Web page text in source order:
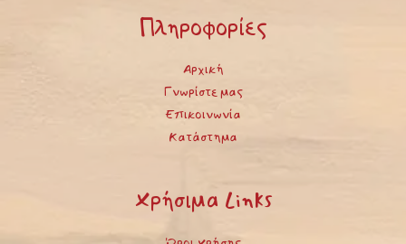
Πληροφορίες
Αρχική
Γνωρίστε μας
Επικοινωνία
Κατάστημα
Χρήσιμα Links